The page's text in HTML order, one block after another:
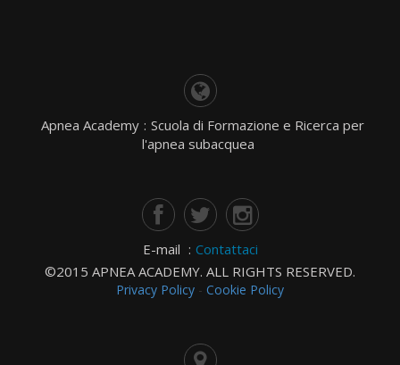
Apnea Academy : Scuola di Formazione e Ricerca per
l'apnea subacquea
E-mail : Contattaci
©2015 APNEA ACADEMY. ALL RIGHTS RESERVED.
Privacy Policy - Cookie Policy